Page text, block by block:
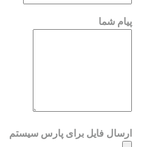
پیام شما
ارسال فایل برای پارس سیستم